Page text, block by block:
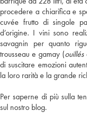
procedere a chiarifica e
cuvée frutto di singole
d’origine. I vini sono
savagnin per quanto
trousseau e gamay (ouillés
di suscitare emozioni
la loro rarità e la grande
Per saperne di più sulla
sul nostro blog.